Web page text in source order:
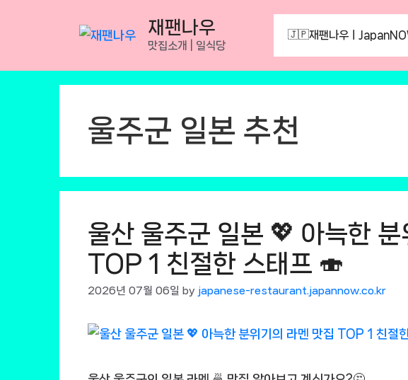
재팬나우
맛집소개 | 일식당
🇯🇵재팬나우ㅣ
울주군 일본 추천
울산 울주군 일본 💖 아늑한
TOP 1 친절한 스태프 🍣
2026년 07월 06일 by japanese-restaurant.japannow.co.kr